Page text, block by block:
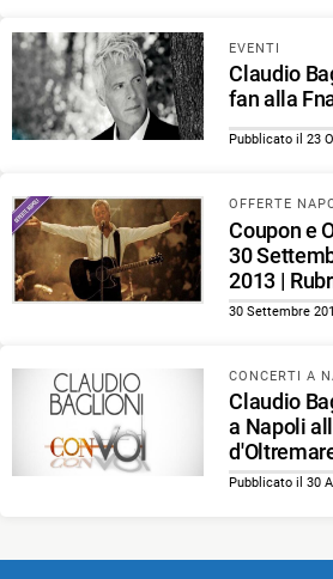
EVENTI
Claudio
fan alla
Pubblicato il 23
OFFERTE
Coupon e
30
2013 |
30 Settembre
CONCERTI A
Claudio
a Napoli
Pubblicato il 30